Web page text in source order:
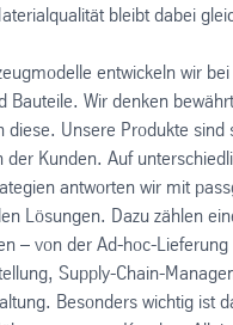
bleibt dabei
entwickeln wir
Bauteile. Wir denken
diese. Unsere Produkte sind
der Kunden. Auf
antworten wir mit
Lösungen. Dazu zählen
– von der Ad-hoc-Lieferung
Supply-Chain-
Besonders wichtig ist